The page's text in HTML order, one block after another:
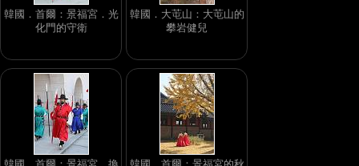
韓國．首爾：景福宮．光
化門的守衛
韓國．大芚山：大芚山的
攀岩健兒